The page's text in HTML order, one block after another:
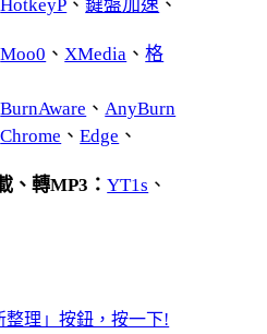
HotkeyP 、鍵盤加速 、
Moo0 、 XMedia 、格
BurnAware 、 AnyBurn
Chrome 、Edge 、
、轉MP3：YT1s 、
整理」按鈕，按一下!